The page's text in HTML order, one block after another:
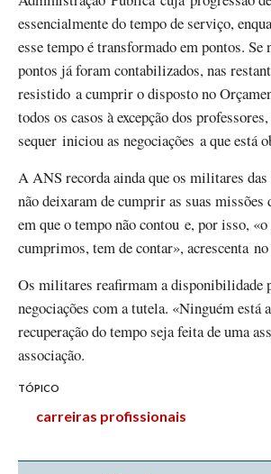
essencialmente do tempo de serviço,
esse tempo é transformado em pontos.
pontos já foram contabilizados, nas
resistido a cumprir o disposto no
todos os casos à excepção dos
sequer iniciou as negociações a que está
A ANS recorda ainda que os militares
não deixaram de cumprir as suas missões
em que o tempo não contou e, por isso, «o
cumprimos, tem de contar», acrescenta
Os militares reafirmam a disponibilidade
negociações com a tutela. «Ninguém está
recuperação do tempo seja feita de uma
associação.
TÓPICO
carreiras profissionais